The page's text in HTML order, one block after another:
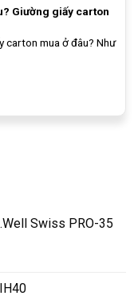
Giường giấy carton
carton mua ở đâu? Như
Swiss PRO-35